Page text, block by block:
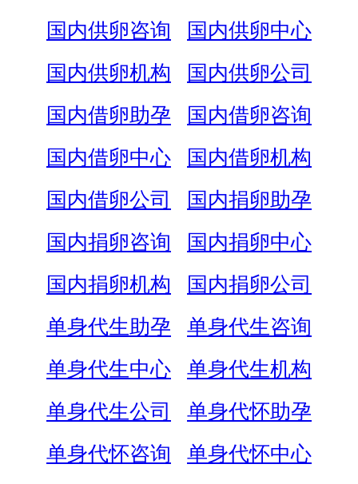
国内供卵咨询
国内供卵中心
国内供卵机构
国内供卵公司
国内借卵助孕
国内借卵咨询
国内借卵中心
国内借卵机构
国内借卵公司
国内捐卵助孕
国内捐卵咨询
国内捐卵中心
国内捐卵机构
国内捐卵公司
单身代生助孕
单身代生咨询
单身代生中心
单身代生机构
单身代生公司
单身代怀助孕
单身代怀咨询
单身代怀中心